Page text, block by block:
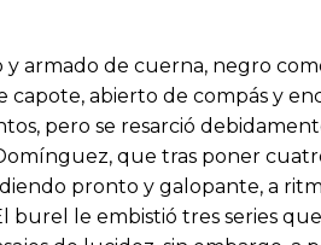
armado de cuerna, negro
abierto de compás y
pero se resarció
que tras poner
pronto y galopante, a
le embistió tres series